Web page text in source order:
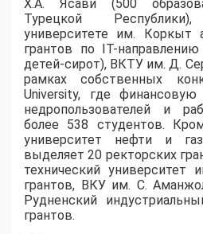
Х.А. Ясави (500
Турецкой
университете им. Коркыт
грантов по IT-
детей-сирот), ВКТУ им. Д.
рамках собственных
University, где
недропользователей и
более 538 студентов.
университет нефти и
выделяет 20 ректорских
технический
грантов, ВКУ им. С.
Рудненский
грантов.